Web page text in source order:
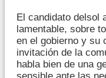
El candidato delsol
lamentable, sobre
en el gobierno y su
invitación de la
habla bien de una
sensible ante las